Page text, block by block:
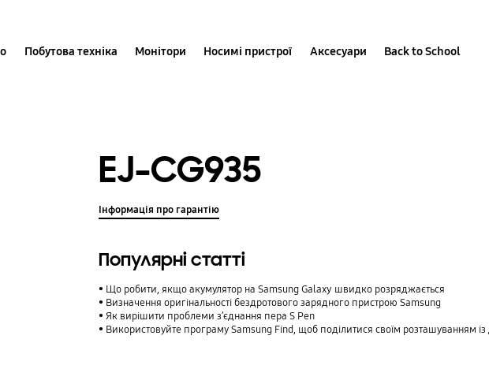
Побутова техніка Монітори Носимі пристрої Аксесуари Back to School
EJ-CG935
Інформація про гарантію
Популярні статті
Що робити, якщо акумулятор на Samsung Galaxy швидко розряджається
Визначення оригінальності бездротового зарядного пристрою Samsung
Як вирішити проблеми з’єднання пера S Pen
Використовуйте програму Samsung Find, щоб поділитися своїм розташуванням із друзями, дитиною, родиною